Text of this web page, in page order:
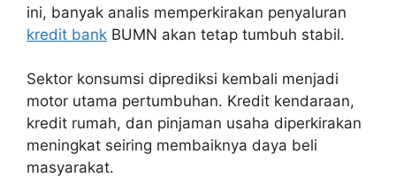
ini, banyak analis memperkirakan penyaluran
kredit bank BUMN akan tetap tumbuh stabil.
Sektor konsumsi diprediksi kembali menjadi
motor utama pertumbuhan. Kredit kendaraan,
kredit rumah, dan pinjaman usaha diperkirakan
meningkat seiring membaiknya daya beli
masyarakat.